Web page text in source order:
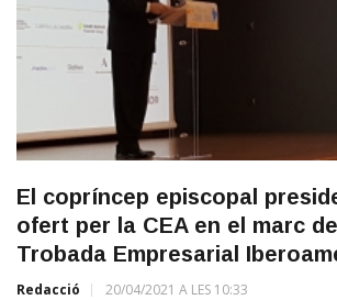
El copríncep episcopal
ofert per la CEA en el marc
Trobada Empresarial
Redacció 20/04/2021 A LES 10:33